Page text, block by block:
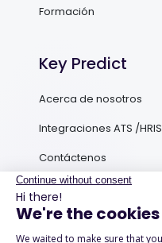
Formación
Key Predict
Acerca de nosotros
Integraciones ATS /HRIS
Contáctenos